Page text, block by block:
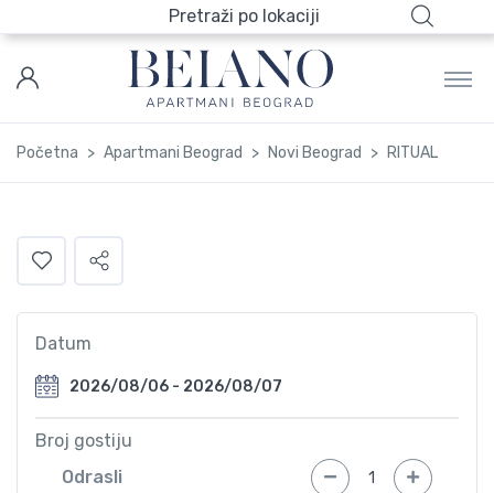
Pretraži po lokaciji
Početna Apartmani Beograd Novi Beograd RITUAL
Datum
Broj gostiju
Odrasli